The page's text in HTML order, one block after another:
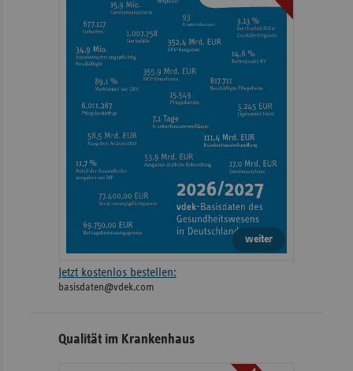
weiter
Jetzt kostenlos bestellen:
basisdaten@vdek.com
Qualität im Krankenhaus